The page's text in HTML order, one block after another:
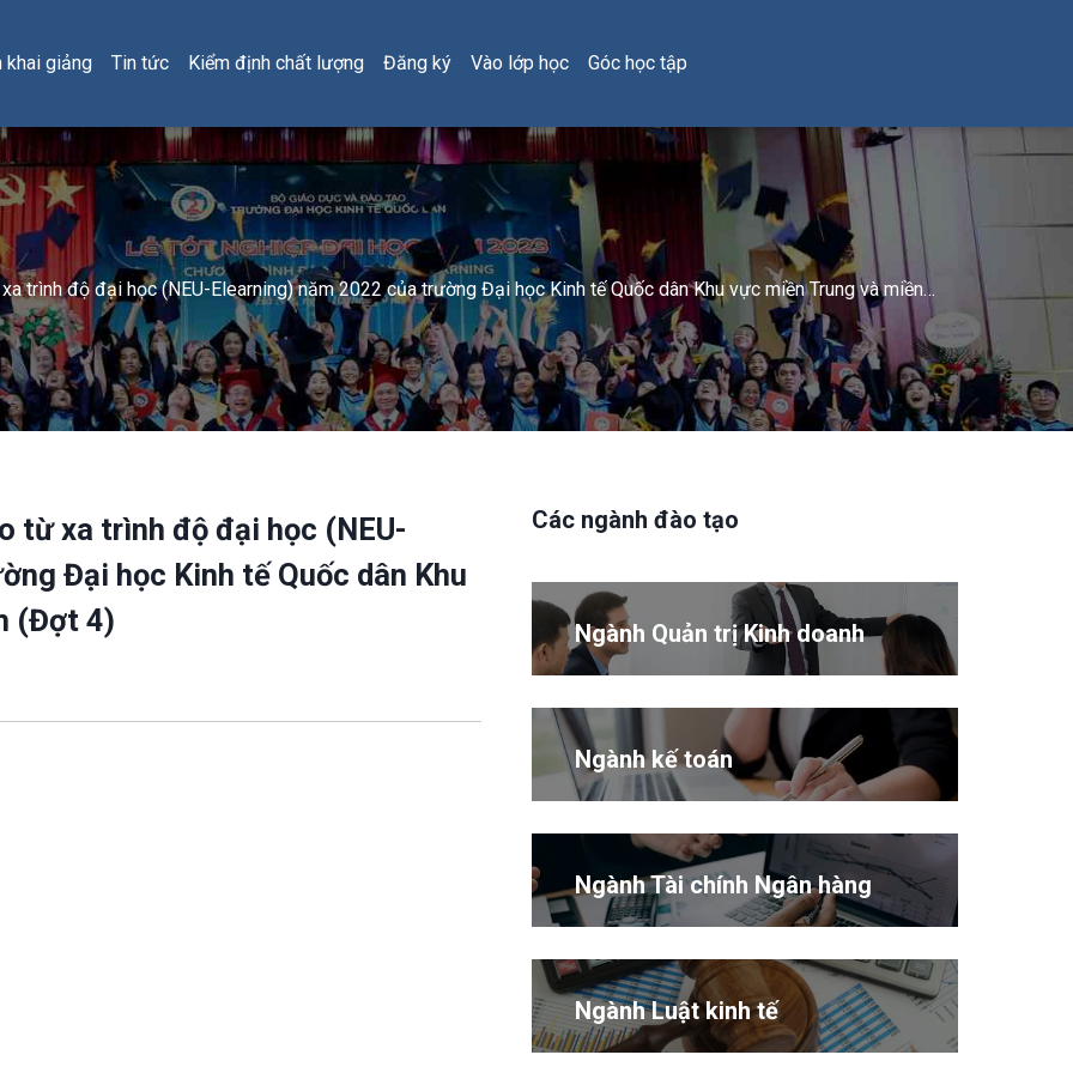
khai giảng Tin tức Kiểm định chất lượng Đăng ký Vào lớp học Góc học tập
trình độ đại học (NEU-Elearning) năm 2022 của trường Đại học Kinh tế Quốc dân Khu vực miền Trung và miền
từ xa trình độ đại học (NEU-
Đại học Kinh tế Quốc dân Khu
(Đợt 4)
Các ngành đào tạo
Ngành Quản trị Kinh doanh
Ngành kế toán
Ngành Tài chính Ngân hàng
Ngành Luật kinh tế